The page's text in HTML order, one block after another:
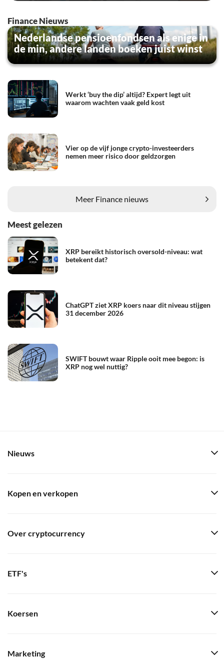
Finance Nieuws
Nederlandse pensioenfondsen als enige in
de min, andere landen boeken juist winst
Werkt ‘buy the dip’ altijd? Expert legt uit
waarom wachten vaak geld kost
Vier op de vijf jonge crypto-investeerders
nemen meer risico door geldzorgen
Meer Finance nieuws
Meest gelezen
XRP bereikt historisch oversold-niveau: wat
betekent dat?
ChatGPT ziet XRP koers naar dit niveau stijgen
31 december 2026
SWIFT bouwt waar Ripple ooit mee begon: is
XRP nog wel nuttig?
Nieuws
Kopen en verkopen
Over cryptocurrency
ETF's
Koersen
Marketing